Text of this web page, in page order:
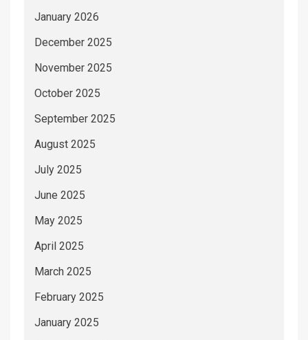
January 2026
December 2025
November 2025
October 2025
September 2025
August 2025
July 2025
June 2025
May 2025
April 2025
March 2025
February 2025
January 2025